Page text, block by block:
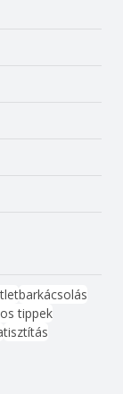
barkácsolás
tippek
tisztítás